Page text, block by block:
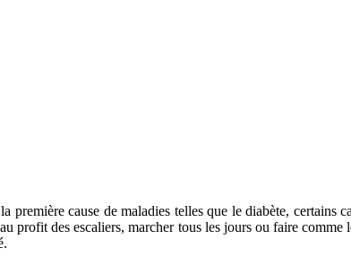
première cause de maladies telles que le diabète, certains
profit des escaliers, marcher tous les jours ou faire